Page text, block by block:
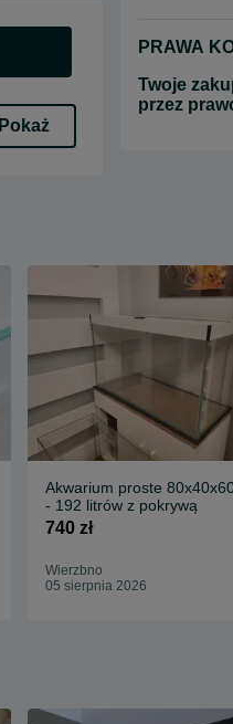
Pokaż
PRAWA
Twoje
przez
Akwarium proste
- 192 litrów z pokrywą
740 zł
Wierzbno
05 sierpnia 2026